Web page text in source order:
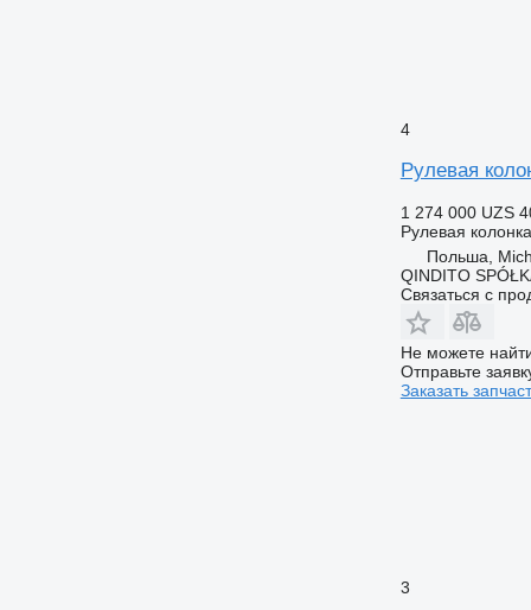
4
Рулевая
1 274 000 UZS
Рулевая колонка
Польша,
QINDITO
Связаться с
Не можете
Отправьте
Заказать
3